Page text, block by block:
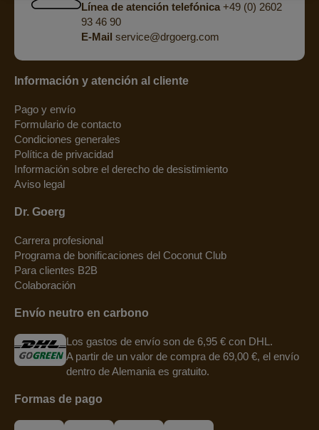
Línea de atención telefónica+49 (0) 2602
93 46 90
E-Mail service@drgoerg.com
Información y atención al cliente
Pago y envío
Formulario de contacto
Condiciones generales
Política de privacidad
Información sobre el derecho de desistimiento
Aviso legal
Dr. Goerg
Carrera profesional
Programa de bonificaciones del Coconut Club
Para clientes B2B
Colaboración
Envío neutro en carbono
Los gastos de envío son de 6,95 € con DHL.
A partir de un valor de compra de 69,00 €, el envío
dentro de Alemania es gratuito.
Formas de pago